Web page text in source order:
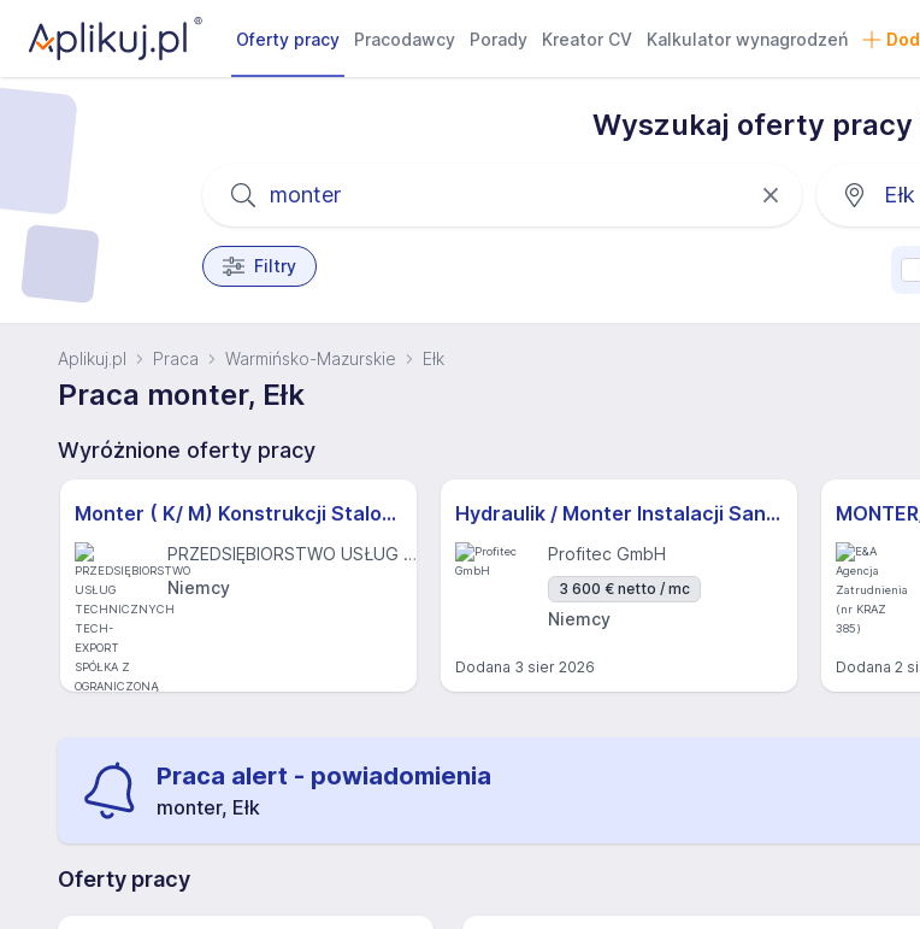
Oferty pracy Pracodawcy Porady Kreator CV Kalkulator wynagrodzeń
Wyszukaj oferty pracy
Filtry
Aplikuj.pl Praca Warmińsko-Mazurskie Ełk
Praca monter, Ełk
Wyróżnione oferty pracy
Monter ( K/ M) Konstrukcji Stalowych / Monter Prowadzący
PRZEDSIĘBIORSTWO USŁUG TECHNICZNYCH TECH-EXPORT SPÓŁKA Z OGRANICZONĄ ODPOWIEDZIALNOŚCIĄ
Niemcy
Hydraulik / Monter Instalacji Sanitarnych i Grzewczych (m/k/d)
Profitec GmbH
3 600 € netto / mc
Niemcy
Dodana 3 sier 2026 Dodana 2
Praca alert - powiadomienia
monter, Ełk
Oferty pracy